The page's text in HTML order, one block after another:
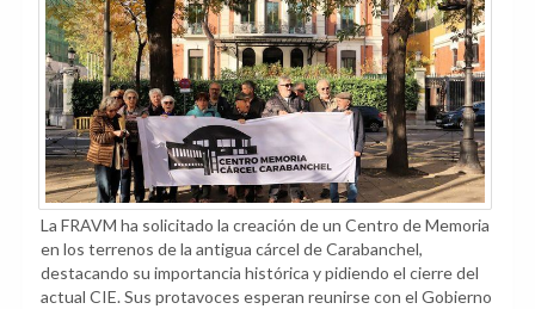
La FRAVM ha solicitado la creación de un Centro de Memoria
en los terrenos de la antigua cárcel de Carabanchel,
destacando su importancia histórica y pidiendo el cierre del
actual CIE. Sus protavoces esperan reunirse con el Gobierno